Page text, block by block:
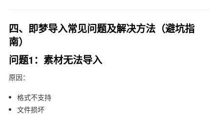
四、即梦导入常见问题及解决方法（避坑指
南）
问题1：素材无法导入
原因：
格式不支持
文件损坏